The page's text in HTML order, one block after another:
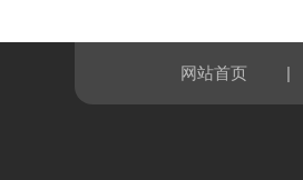
网站首页 |